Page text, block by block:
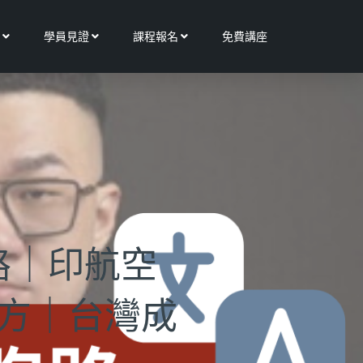
Open 更多服務
學員見證Open 學員見證
課程報名 Open 課程報名
免費講座
｜印航空
｜台灣成